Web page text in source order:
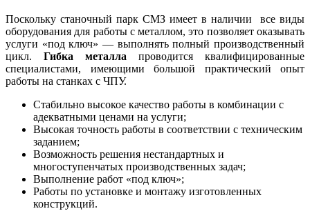
Поскольку станочный парк СМЗ имеет в наличии все виды
оборудования для работы с металлом, это позволяет оказывать
услуги «под ключ» — выполнять полный производственный
цикл. Гибка металла проводится квалифицированные
специалистами, имеющими большой практический опыт
работы на станках с ЧПУ.
Стабильно высокое качество работы в комбинации с
адекватными ценами на услуги;
Высокая точность работы в соответствии с техническим
заданием;
Возможность решения нестандартных и
многоступенчатых производственных задач;
Выполнение работ «под ключ»;
Работы по установке и монтажу изготовленных
конструкций.